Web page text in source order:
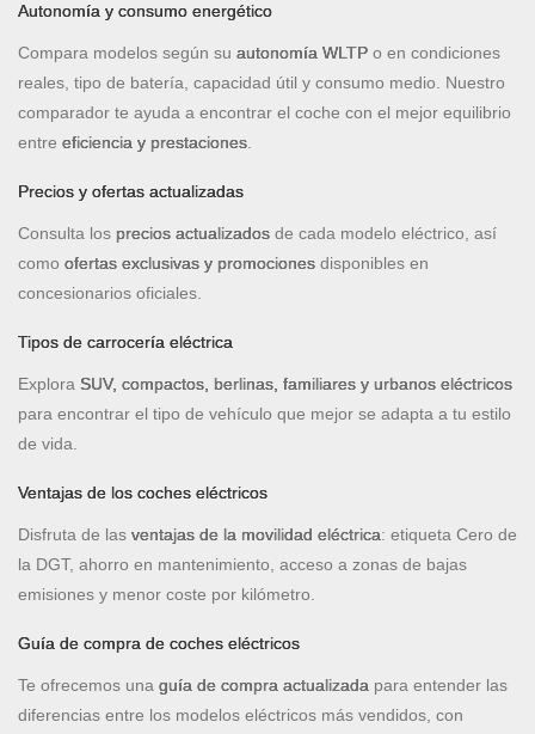
Autonomía y consumo energético
Compara modelos según su autonomía WLTP o en condiciones
reales, tipo de batería, capacidad útil y consumo medio. Nuestro
comparador te ayuda a encontrar el coche con el mejor equilibrio
entre eficiencia y prestaciones.
Precios y ofertas actualizadas
Consulta los precios actualizados de cada modelo eléctrico, así
como ofertas exclusivas y promociones disponibles en
concesionarios oficiales.
Tipos de carrocería eléctrica
Explora SUV, compactos, berlinas, familiares y urbanos eléctricos
para encontrar el tipo de vehículo que mejor se adapta a tu estilo
de vida.
Ventajas de los coches eléctricos
Disfruta de las ventajas de la movilidad eléctrica: etiqueta Cero de
la DGT, ahorro en mantenimiento, acceso a zonas de bajas
emisiones y menor coste por kilómetro.
Guía de compra de coches eléctricos
Te ofrecemos una guía de compra actualizada para entender las
diferencias entre los modelos eléctricos más vendidos, con